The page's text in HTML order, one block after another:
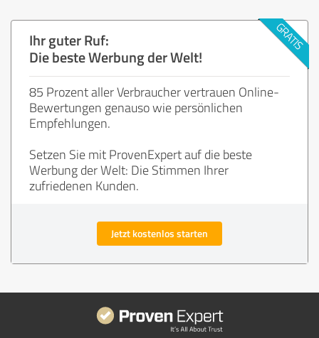
Ihr guter Ruf:
Die beste Werbung der Welt!
85 Prozent aller Verbraucher vertrauen Online-
Bewertungen genauso wie persönlichen
Empfehlungen.
Setzen Sie mit ProvenExpert auf die beste
Werbung der Welt: Die Stimmen Ihrer
zufriedenen Kunden.
Jetzt kostenlos starten